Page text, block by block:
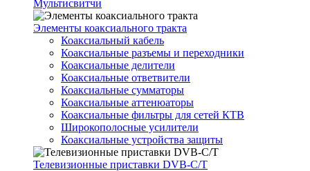
Мультисвитчи
Элементы коаксиального тракта
Коаксиальный кабель
Коаксиальные разъемы и переходники
Коаксиальные делители
Коаксиальные ответвители
Коаксиальные сумматоры
Коаксиальные аттенюаторы
Коаксиальные фильтры для сетей КТВ
Широкополосные усилители
Коаксиальные устройства защиты
Телевизионные приставки DVB-C/T